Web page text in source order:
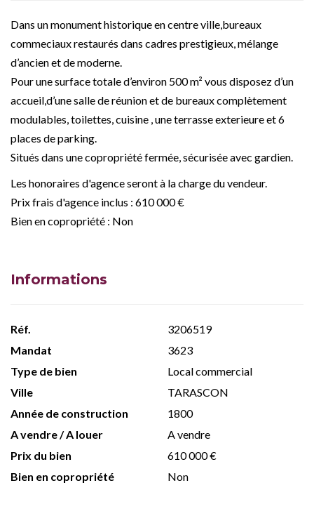
Dans un monument historique en centre ville,bureaux
commeciaux restaurés dans cadres prestigieux, mélange
d’ancien et de moderne.
Pour une surface totale d’environ 500 m² vous disposez d’un
accueil,d’une salle de réunion et de bureaux complètement
modulables, toilettes, cuisine , une terrasse exterieure et 6
places de parking.
Situés dans une copropriété fermée, sécurisée avec gardien.
Les honoraires d'agence seront à la charge du vendeur.
Prix frais d'agence inclus : 610 000 €
Bien en copropriété : Non
Informations
Réf.
3206519
Mandat
3623
Type de bien
Local commercial
Ville
TARASCON
Année de construction
1800
A vendre / A louer
A vendre
Prix du bien
610 000 €
Bien en copropriété
Non